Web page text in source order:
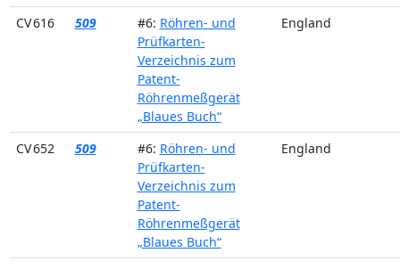
CV 616 509 #6: Röhren- und
Prüfkarten-
Verzeichnis zum
Patent-
Röhrenmeßgerät
„Blaues Buch“
England
CV 652 509 #6: Röhren- und
Prüfkarten-
Verzeichnis zum
Patent-
Röhrenmeßgerät
„Blaues Buch“
England